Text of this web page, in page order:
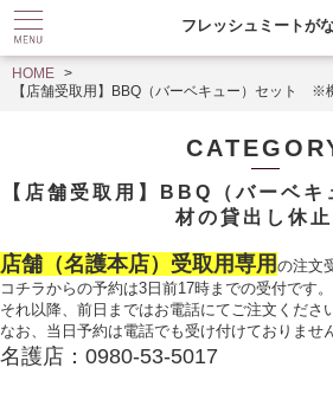
フレッシュミートが
HOME
【店舗受取用】BBQ（バーベキュー）セット ※
【店舗受取用】BBQ（バーベ
材の貸出し休止
店舗（名護本店）受取用専用 の注文
コチラからの予約は3日前17時までの受付です。
それ以降、前日まではお電話にてご注文くださ
なお、当日予約は電話でも受け付けておりませ
名護店：0980-53-5017